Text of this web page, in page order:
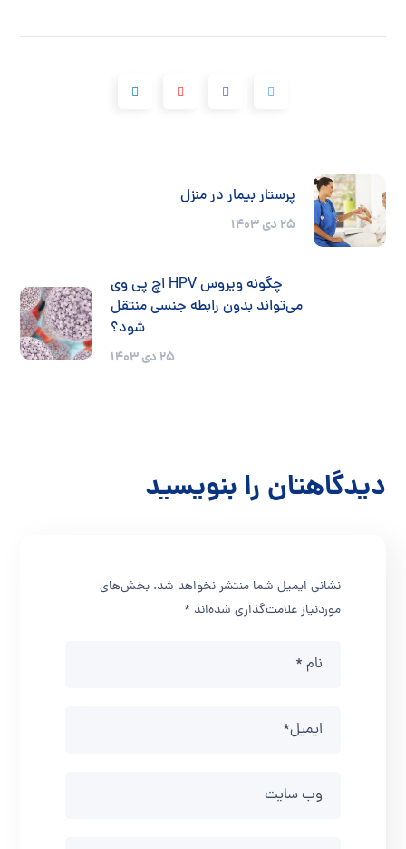
پرستار بیمار در منزل
۲۵ دی ۱۴۰۳
چگونه ویروس HPV اچ پی وی
می‌تواند بدون رابطه جنسی منتقل
شود؟
۲۵ دی ۱۴۰۳
دیدگاهتان را بنویسید
نشانی ایمیل شما منتشر نخواهد شد. بخش‌های
موردنیاز علامت‌گذاری شده‌اند*